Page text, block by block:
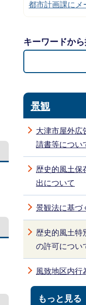
都市計画課にメ
キーワードか
景観
大津市屋外広
請書等につい
歴史的風土保
出について
景観法に基づ
もっと見る
歴史的風土特
の許可につい
風致地区内行